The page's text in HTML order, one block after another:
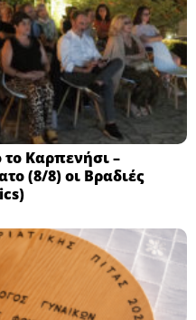
Καρπενήσι –
(8/8) οι Βραδιές